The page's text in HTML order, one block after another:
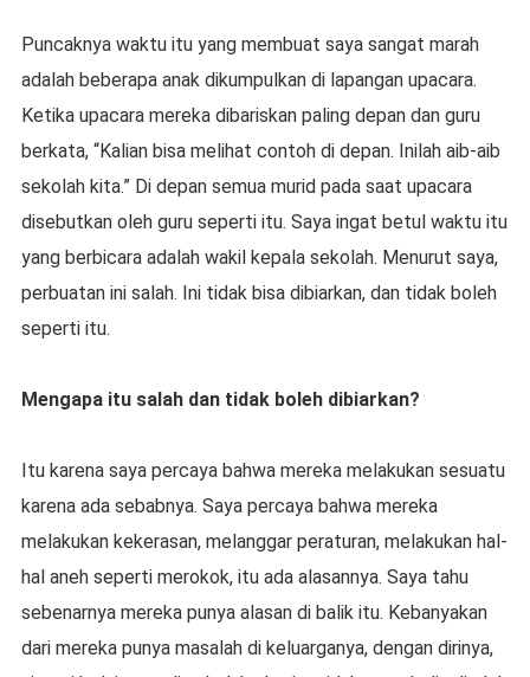
Puncaknya waktu itu yang membuat saya sangat marah
adalah beberapa anak dikumpulkan di lapangan upacara.
Ketika upacara mereka dibariskan paling depan dan guru
berkata, “Kalian bisa melihat contoh di depan. Inilah aib-aib
sekolah kita.” Di depan semua murid pada saat upacara
disebutkan oleh guru seperti itu. Saya ingat betul waktu itu
yang berbicara adalah wakil kepala sekolah. Menurut saya,
perbuatan ini salah. Ini tidak bisa dibiarkan, dan tidak boleh
seperti itu.
Mengapa itu salah dan tidak boleh dibiarkan?
Itu karena saya percaya bahwa mereka melakukan sesuatu
karena ada sebabnya. Saya percaya bahwa mereka
melakukan kekerasan, melanggar peraturan, melakukan hal-
hal aneh seperti merokok, itu ada alasannya. Saya tahu
sebenarnya mereka punya alasan di balik itu. Kebanyakan
dari mereka punya masalah di keluarganya, dengan dirinya,